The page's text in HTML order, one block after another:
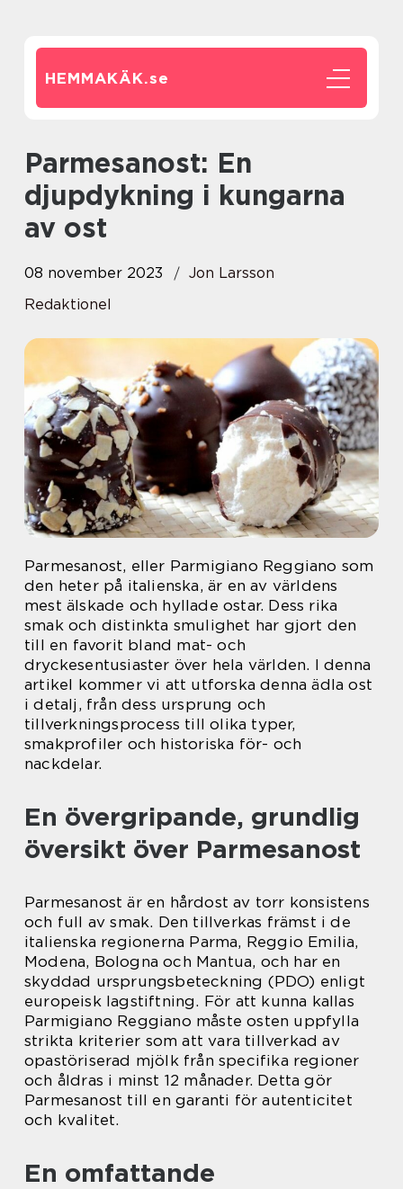
HEMMAKÄK.se
Parmesanost: En
djupdykning i kungarna
av ost
08 november 2023
Jon Larsson
Redaktionel
Parmesanost, eller Parmigiano Reggiano som
den heter på italienska, är en av världens
mest älskade och hyllade ostar. Dess rika
smak och distinkta smulighet har gjort den
till en favorit bland mat- och
dryckesentusiaster över hela världen. I denna
artikel kommer vi att utforska denna ädla ost
i detalj, från dess ursprung och
tillverkningsprocess till olika typer,
smakprofiler och historiska för- och
nackdelar.
En övergripande, grundlig
översikt över Parmesanost
Parmesanost är en hårdost av torr konsistens
och full av smak. Den tillverkas främst i de
italienska regionerna Parma, Reggio Emilia,
Modena, Bologna och Mantua, och har en
skyddad ursprungsbeteckning (PDO) enligt
europeisk lagstiftning. För att kunna kallas
Parmigiano Reggiano måste osten uppfylla
strikta kriterier som att vara tillverkad av
opastöriserad mjölk från specifika regioner
och åldras i minst 12 månader. Detta gör
Parmesanost till en garanti för autenticitet
och kvalitet.
En omfattande